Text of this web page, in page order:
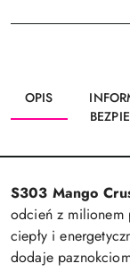
OPIS
S303 Mango
odcień z milionem
ciepły i
dodaje